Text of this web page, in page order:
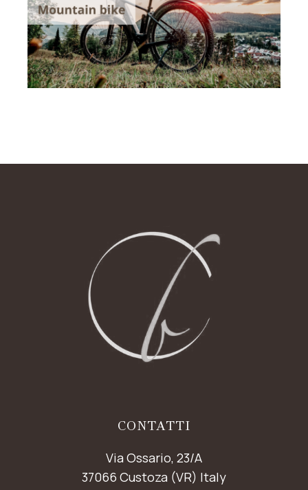
CONTATTI
Via Ossario, 23/A
37066 Custoza (VR) Italy